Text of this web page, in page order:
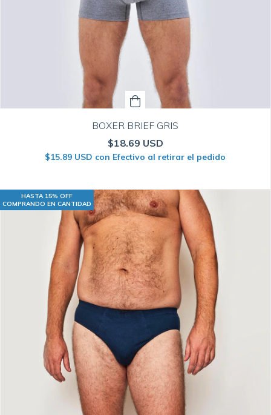
BOXER BRIEF GRIS
$18.69 USD
$15.89 USD con Efectivo al retirar el pedido
HASTA 15% OFF
COMPRANDO EN CANTIDAD